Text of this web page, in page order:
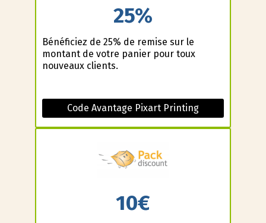
25%
Bénéficiez de 25% de remise sur le
montant de votre panier pour toux
nouveaux clients.
Code Avantage Pixart Printing
10€